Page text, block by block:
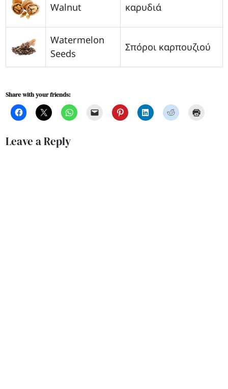
Walnut καρυδιά
Watermelon
Seeds
Σπόροι καρπουζιού
Share with your friends:
Leave a Reply